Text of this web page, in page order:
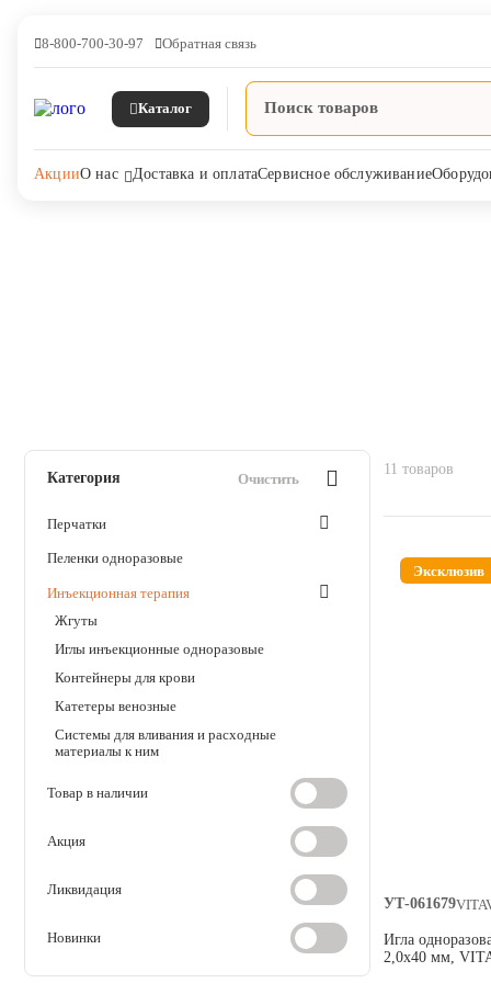
8-800-700-30-97 Обратная связь
Каталог
АкцииО нас Доставка и оплатаСервисное обслуживание
Дезинфекция, дератизация,
Хирургические инструменты
Категория Очистить
Перчатки
Пеленки одноразовые
Инъекционная терапия
Жгуты
Иглы инъекционные одноразовые
Контейнеры для крови
Катетеры венозные
Системы для вливания и расходные
материалы к ним
Анестезиология и реанимация
Гастроэнтерология
Товар в наличии
Акция
Ликвидация
Новинки
11 товаров
Эксклюзив
УТ-061679
Игла
2,0х40 мм,